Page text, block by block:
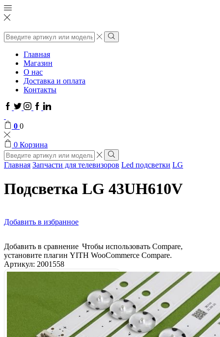
Поиск
ввода
Поиск
Главная
Магазин
О нас
Доставка и оплата
Контакты
Facebook
TwitterInstagram
GoogleLinkedin
0 0
0 Корзина
Поиск
ввода
Поиск
Главная Запчасти для телевизоров Led подсветки LG
Подсветка LG 43UH610V
Добавить в избранное
Добавить в сравнение Чтобы использовать Compare,
установите плагин YITH WooCommerce Compare.
Артикул: 2001558